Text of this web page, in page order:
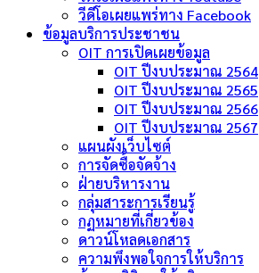
วีดีโอเผยแพร่ทาง Facebook
ข้อมูลบริการประชาชน
OIT การเปิดเผยข้อมูล
OIT ปีงบประมาณ 2564
OIT ปีงบประมาณ 2565
OIT ปีงบประมาณ 2566
OIT ปีงบประมาณ 2567
แผนผังเว็บไซต์
การจัดซื้อจัดจ้าง
ฝ่ายบริหารงาน
กลุ่มสาระการเรียนรู้
กฏหมายที่เกี่ยวข้อง
ดาวน์โหลดเอกสาร
ความพึงพอใจการให้บริการ